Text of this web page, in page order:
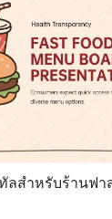
ลสำหรับร้านฟา